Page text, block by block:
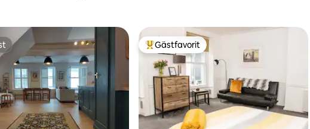
Populär gästfavorit
Gästfavorit